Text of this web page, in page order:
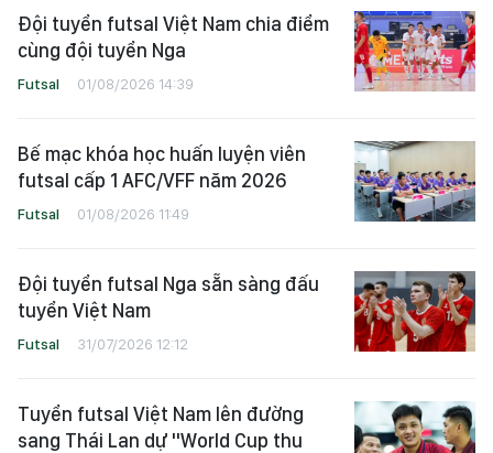
Đội tuyển futsal Việt Nam chia điểm
cùng đội tuyển Nga
Futsal 01/08/2026 14:39
Bế mạc khóa học huấn luyện viên
futsal cấp 1 AFC/VFF năm 2026
Futsal 01/08/2026 11:49
Đội tuyển futsal Nga sẵn sàng đấu
tuyển Việt Nam
Futsal 31/07/2026 12:12
Tuyển futsal Việt Nam lên đường
sang Thái Lan dự "World Cup thu